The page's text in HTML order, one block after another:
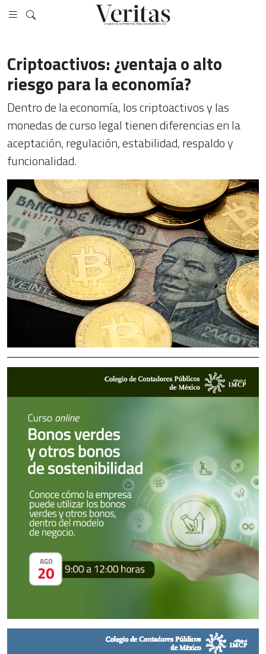
Criptoactivos: ¿ventaja o alto
riesgo para la economía?
Dentro de la economía, los criptoactivos y las
monedas de curso legal tienen diferencias en la
aceptación, regulación, estabilidad, respaldo y
funcionalidad.